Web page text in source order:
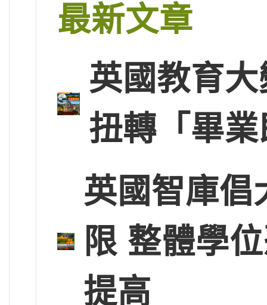
最新文章
英國教育
扭轉「畢
英國智庫倡
限 整體學
提高